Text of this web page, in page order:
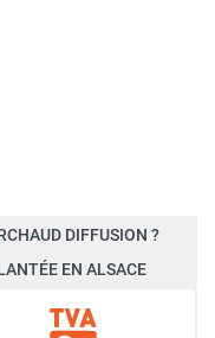
DIFFUSION ?
EN ALSACE